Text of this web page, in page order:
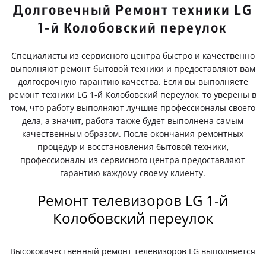
Долговечный Ремонт техники LG
1-й Колобовский переулок
Специалисты из сервисного центра быстро и качественно
выполняют ремонт бытовой техники и предоставляют вам
долгосрочную гарантию качества. Если вы выполняете
ремонт техники LG 1-й Колобовский переулок, то уверены в
том, что работу выполняют лучшие профессионалы своего
дела, а значит, работа также будет выполнена самым
качественным образом. После окончания ремонтных
процедур и восстановления бытовой техники,
профессионалы из сервисного центра предоставляют
гарантию каждому своему клиенту.
Ремонт телевизоров LG 1-й
Колобовский переулок
Высококачественный ремонт телевизоров LG выполняется